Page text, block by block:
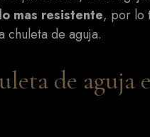
mas resistente, por lo
chuleta de aguja.
de aguja